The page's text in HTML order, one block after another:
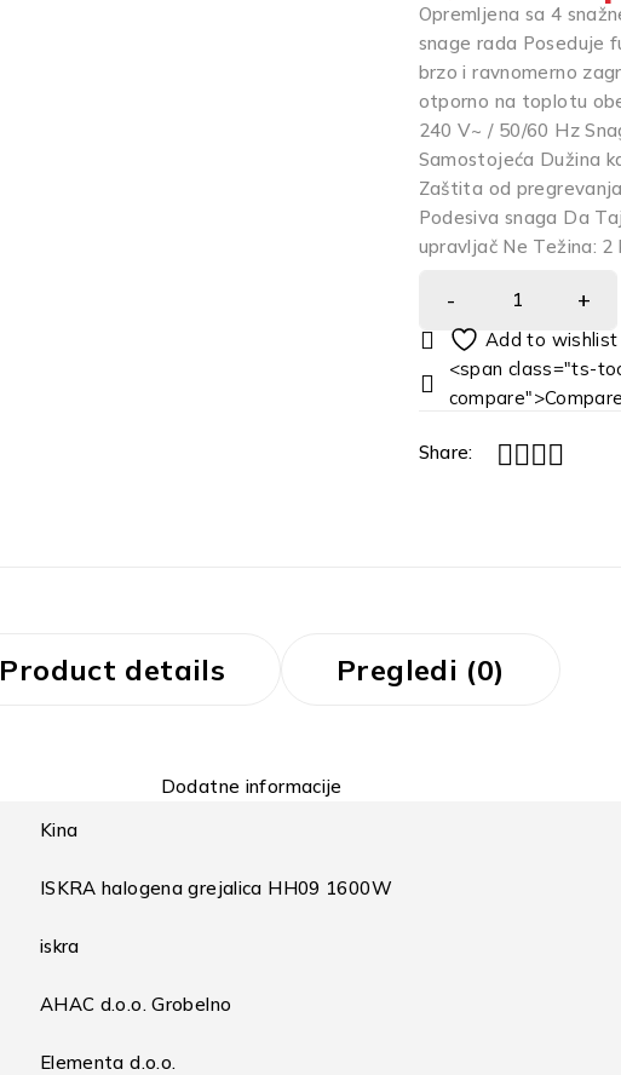
Opremljena sa 4
snage rada Poseduje
brzo i ravnomerno
otporno na toplotu
240 V~ / 50/60 Hz
Samostojeća Dužina
Zaštita od
Podesiva snaga Da
upravljač Ne Težina: 2
<span class="ts-
Share:
Product details Pregledi (0)
Dodatne informacije
Kina
ISKRA halogena grejalica HH09 1600W
iskra
AHAC d.o.o. Grobelno
Elementa d.o.o.